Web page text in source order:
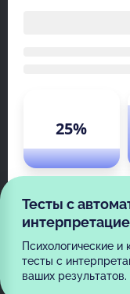
25%
Тесты с
Психологические и
тесты с
ваших результатов.